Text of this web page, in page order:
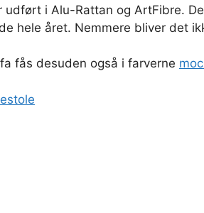
udført i Alu-Rattan og ArtFibre.
hele året. Nemmere bliver det
fås desuden også i farverne